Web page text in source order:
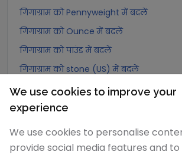
गिगाग्राम को Pennyweight में बदलें
गिगाग्राम को Ounce में बदलें
गिगाग्राम को पाउंड में बदलें
गिगाग्राम को stone (US) में बदलें
गिगाग्राम को quarter में बदलें
गिगाग्राम को Slug में बदलें
गिगाग्राम को Kilopound (kip) में बदलें
गिगाग्राम को टन (Long टन) में बदलें
We use cookies to improve your
experience
We use cookies to personalise
provide social media features and